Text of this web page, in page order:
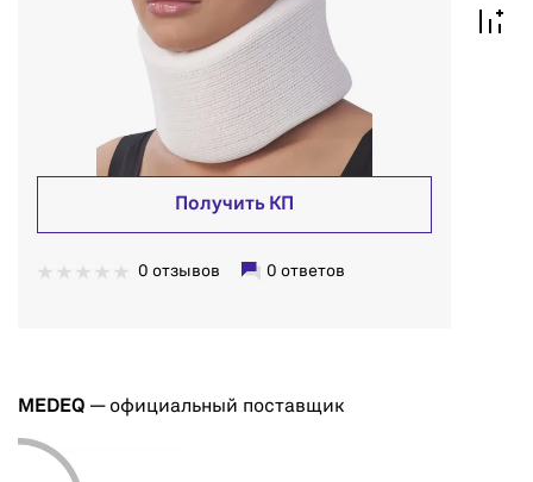
Получить КП
0 отзывов 0 ответов
MEDEQ — официальный поставщик